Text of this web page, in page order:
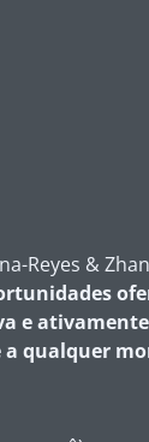
Reyes &
e
a qualquer